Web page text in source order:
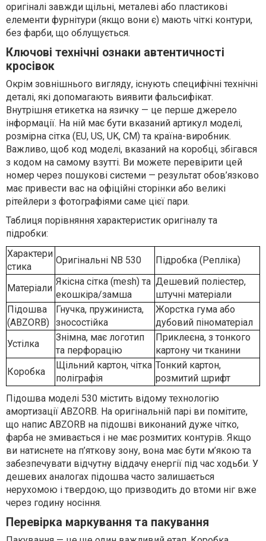
оригіналі завжди щільні, металеві або пластикові
елементи фурнітури (якщо вони є) мають чіткі контури,
без фарби, що облущується.
Ключові технічні ознаки автентичності
кросівок
Окрім зовнішнього вигляду, існують специфічні технічні
деталі, які допомагають виявити фальсифікат.
Внутрішня етикетка на язичку — це перше джерело
інформації. На ній має бути вказаний артикул моделі,
розмірна сітка (EU, US, UK, CM) та країна-виробник.
Важливо, щоб код моделі, вказаний на коробці, збігався
з кодом на самому взутті. Ви можете перевірити цей
номер через пошукові системи — результат обов’язково
має привести вас на офіційні сторінки або великі
рітейлери з фотографіями саме цієї пари.
Таблиця порівняння характеристик оригіналу та
підробки:
Характери
стика
Оригінальні NB 530 Підробка (Репліка)
Матеріали
Якісна сітка (mesh) та
екошкіра/замша
Дешевий поліестер,
штучні матеріали
Підошва
(ABZORB)
Гнучка, пружиниста,
зносостійка
Жорстка гума або
дубовий піноматеріал
Устілка
Знімна, має логотип
та перфорацію
Приклеєна, з тонкого
картону чи тканини
Коробка
Щільний картон, чітка
поліграфія
Тонкий картон,
розмитий шрифт
Підошва моделі 530 містить відому технологію
амортизації ABZORB. На оригінальній парі ви помітите,
що напис ABZORB на підошві виконаний дуже чітко,
фарба не змивається і не має розмитих контурів. Якщо
ви натиснете на п’яткову зону, вона має бути м’якою та
забезпечувати відчутну віддачу енергії під час ходьби. У
дешевих аналогах підошва часто залишається
нерухомою і твердою, що призводить до втоми ніг вже
через годину носіння.
Перевірка маркування та пакування